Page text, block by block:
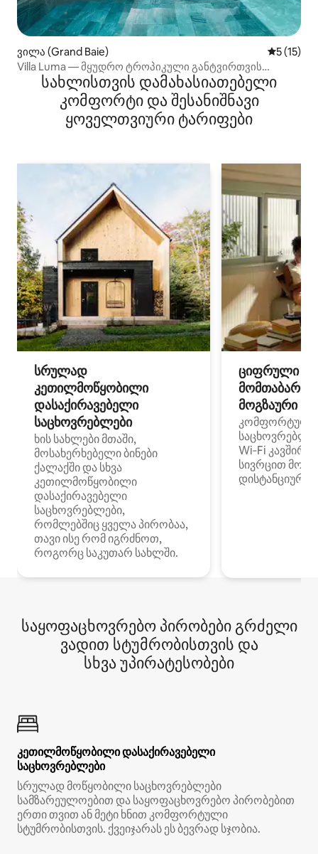
ვილა (Grand Baie) საშუალო
5 (15)
Villa Luma — მყუდრო ტროპიკული განტვირთვის
ადგილი — გრან‑ბეი
სახლისთვის დამახასიათებელი
კომფორტი და შესანიშნავი
ყოველთვიური ტარიფები
სრულად
კეთილმოწყობილი
დასაქირავებელი
საცხოვრებლები
ხის სახლები მთაში,
მოსახერხებელი ბინები
ქალაქში და სხვა
კეთილმოწყობილი
დასაქირავებელი
საცხოვრებლები,
რომლებშიც ყველა პირობაა,
თავი ისე რომ იგრძნოთ,
როგორც საკუთარ სახლში.
ციფრული
მოგზაური
კომფორტული
Wi‑Fi
სივრცით
დისტანციური
საყოფაცხოვრებო პირობები გრძელი
ვადით სტუმრობისთვის და
სხვა უპირატესობები
კეთილმოწყობილი დასაქირავებელი
საცხოვრებლები
სრულად მოწყობილი საცხოვრებლები
სამზარეულოებით და საყოფაცხოვრებო პირობებით
ერთი თვით ან მეტი ხნით კომფორტული
სტუმრობისთვის. ქვეიჯარას ეს ბევრად სჯობია.